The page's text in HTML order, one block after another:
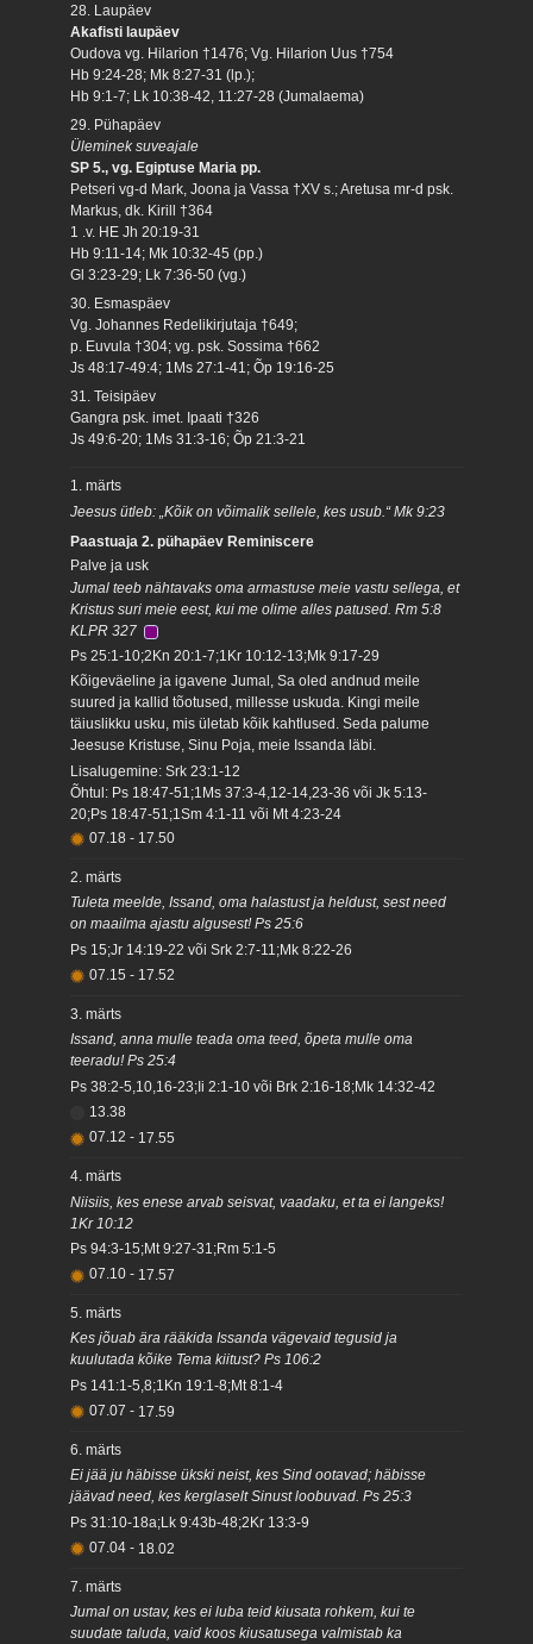
28. Laupäev
Akafisti laupäev
Oudova vg. Hilarion †1476; Vg. Hilarion Uus †754
Hb 9:24-28; Mk 8:27-31 (lp.);
Hb 9:1-7; Lk 10:38-42, 11:27-28 (Jumalaema)
29. Pühapäev
Üleminek suveajale
SP 5., vg. Egiptuse Maria pp.
Petseri vg-d Mark, Joona ja Vassa †XV s.; Aretusa mr-d psk.
Markus, dk. Kirill †364
1 .v. HE Jh 20:19-31
Hb 9:11-14; Mk 10:32-45 (pp.)
Gl 3:23-29; Lk 7:36-50 (vg.)
30. Esmaspäev
Vg. Johannes Redelikirjutaja †649;
p. Euvula †304; vg. psk. Sossima †662
Js 48:17-49:4; 1Ms 27:1-41; Õp 19:16-25
31. Teisipäev
Gangra psk. imet. Ipaati †326
Js 49:6-20; 1Ms 31:3-16; Õp 21:3-21
1. märts
Jeesus ütleb: „Kõik on võimalik sellele, kes usub.“ Mk 9:23
Paastuaja 2. pühapäev Reminiscere
Palve ja usk
Jumal teeb nähtavaks oma armastuse meie vastu sellega, et
Kristus suri meie eest, kui me olime alles patused. Rm 5:8
KLPR 327
Ps 25:1-10;2Kn 20:1-7;1Kr 10:12-13;Mk 9:17-29
Kõigeväeline ja igavene Jumal, Sa oled andnud meile
suured ja kallid tõotused, millesse uskuda. Kingi meile
täiuslikku usku, mis ületab kõik kahtlused. Seda palume
Jeesuse Kristuse, Sinu Poja, meie Issanda läbi.
Lisalugemine: Srk 23:1-12
Õhtul: Ps 18:47-51;1Ms 37:3-4,12-14,23-36 või Jk 5:13-
20;Ps 18:47-51;1Sm 4:1-11 või Mt 4:23-24
07.18 - 17.50
2. märts
Tuleta meelde, Issand, oma halastust ja heldust, sest need
on maailma ajastu algusest! Ps 25:6
Ps 15;Jr 14:19-22 või Srk 2:7-11;Mk 8:22-26
07.15 - 17.52
3. märts
Issand, anna mulle teada oma teed, õpeta mulle oma
teeradu! Ps 25:4
Ps 38:2-5,10,16-23;Ii 2:1-10 või Brk 2:16-18;Mk 14:32-42
13.38
07.12 - 17.55
4. märts
Niisiis, kes enese arvab seisvat, vaadaku, et ta ei langeks!
1Kr 10:12
Ps 94:3-15;Mt 9:27-31;Rm 5:1-5
07.10 - 17.57
5. märts
Kes jõuab ära rääkida Issanda vägevaid tegusid ja
kuulutada kõike Tema kiitust? Ps 106:2
Ps 141:1-5,8;1Kn 19:1-8;Mt 8:1-4
07.07 - 17.59
6. märts
Ei jää ju häbisse ükski neist, kes Sind ootavad; häbisse
jäävad need, kes kerglaselt Sinust loobuvad. Ps 25:3
Ps 31:10-18a;Lk 9:43b-48;2Kr 13:3-9
07.04 - 18.02
7. märts
Jumal on ustav, kes ei luba teid kiusata rohkem, kui te
suudate taluda, vaid koos kiusatusega valmistab ka